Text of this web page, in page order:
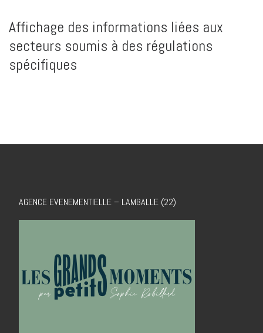
Affichage des informations liées aux
secteurs soumis à des régulations
spécifiques
AGENCE EVENEMENTIELLE – LAMBALLE (22)